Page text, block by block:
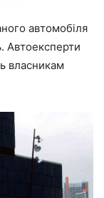
автомобіля
Автоексперти
власникам